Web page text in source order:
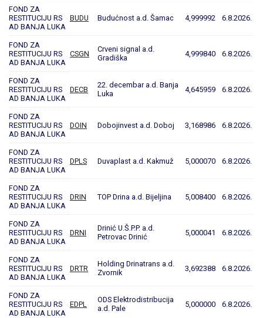
FOND ZA
RESTITUCIJU RS
AD BANJA LUKA
BUDU Budućnost a.d. Šamac 4,999992 6.8.2026.
FOND ZA
RESTITUCIJU RS
AD BANJA LUKA
CSGN
Crveni signal a.d.
Gradiška
4,999840 6.8.2026.
FOND ZA
RESTITUCIJU RS
AD BANJA LUKA
DECB
22. decembar a.d. Banja
Luka
4,645959 6.8.2026.
FOND ZA
RESTITUCIJU RS
AD BANJA LUKA
DOIN Dobojinvest a.d. Doboj 3,168986 6.8.2026.
FOND ZA
RESTITUCIJU RS
AD BANJA LUKA
DPLS Duvaplast a.d. Kakmuž 5,000070 6.8.2026.
FOND ZA
RESTITUCIJU RS
AD BANJA LUKA
DRIN TOP Drina a.d. Bijeljina 5,008400 6.8.2026.
FOND ZA
RESTITUCIJU RS
AD BANJA LUKA
DRNI
Drinić U.Š.P.P. a.d.
Petrovac Drinić
5,000041 6.8.2026.
FOND ZA
RESTITUCIJU RS
AD BANJA LUKA
DRTR
Holding Drinatrans a.d.
Zvornik
3,692388 6.8.2026.
FOND ZA
RESTITUCIJU RS
AD BANJA LUKA
EDPL
ODS Elektrodistribucija
a.d. Pale
5,000000 6.8.2026.